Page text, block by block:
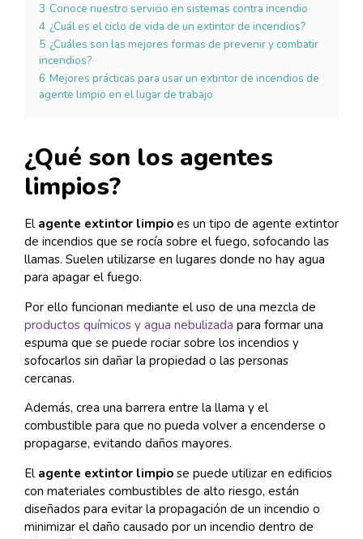
3 Conoce nuestro servicio en sistemas contra incendio
4 ¿Cuál es el ciclo de vida de un extintor de incendios?
5 ¿Cuáles son las mejores formas de prevenir y combatir
incendios?
6 Mejores prácticas para usar un extintor de incendios de
agente limpio en el lugar de trabajo
¿Qué son los agentes
limpios?
El agente extintor limpio es un tipo de agente extintor
de incendios que se rocía sobre el fuego, sofocando las
llamas. Suelen utilizarse en lugares donde no hay agua
para apagar el fuego.
Por ello funcionan mediante el uso de una mezcla de
productos químicos y agua nebulizada para formar una
espuma que se puede rociar sobre los incendios y
sofocarlos sin dañar la propiedad o las personas
cercanas.
Además, crea una barrera entre la llama y el
combustible para que no pueda volver a encenderse o
propagarse, evitando daños mayores.
El agente extintor limpio se puede utilizar en edificios
con materiales combustibles de alto riesgo, están
diseñados para evitar la propagación de un incendio o
minimizar el daño causado por un incendio dentro de